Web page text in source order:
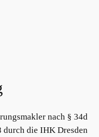
nach § 34d
durch die IHK Dresden